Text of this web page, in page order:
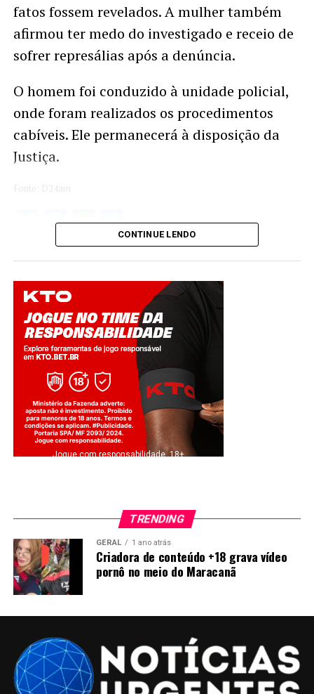
fatos fossem revelados. A mulher também
afirmou ter medo do investigado e receio de
sofrer represálias após a denúncia.
O homem foi conduzido à unidade policial,
onde foram realizados os procedimentos
cabíveis. Ele permanecerá à disposição da
Justiça.
Fonte: D24am
Twitter
Facebook
WhatsApp
Share
CONTINUE LENDO
Jogue com responsabilidade. 18+
TRENDING
GERAL 1 ano atrás
Criadora de conteúdo +18 grava vídeo
pornô no meio do Maracanã